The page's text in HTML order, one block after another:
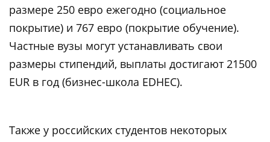
размере 250 евро ежегодно (социальное
покрытие) и 767 евро (покрытие обучение).
Частные вузы могут устанавливать свои
размеры стипендий, выплаты достигают 21500
EUR в год (бизнес-школа EDHEC).
Также у российских студентов некоторых